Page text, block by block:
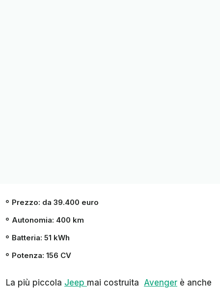
Prezzo: da 39.400 euro
Autonomia: 400 km
Batteria: 51 kWh
Potenza: 156 CV
La più piccola Jeep mai costruita Avenger è anche